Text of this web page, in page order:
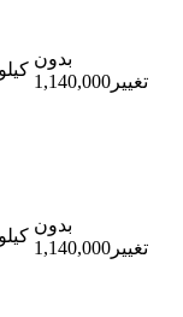
بدون
تغییر1,140,000
بدون
تغییر1,140,000